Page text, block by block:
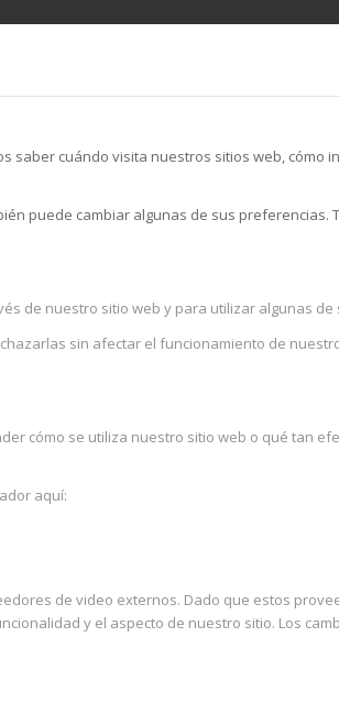
cuándo visita nuestros sitios web,
puede cambiar algunas de sus
de nuestro sitio web y para utilizar algunas de
sin afectar el funcionamiento de
cómo se utiliza nuestro sitio web o qué tan
aquí:
de video externos. Dado que estos
y el aspecto de nuestro sitio. Los